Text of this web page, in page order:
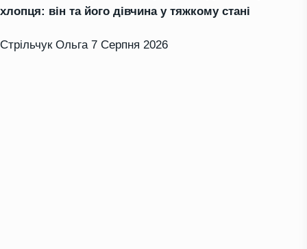
хлопця: він та його дівчина у тяжкому стані
Стрільчук Ольга 7 Серпня 2026